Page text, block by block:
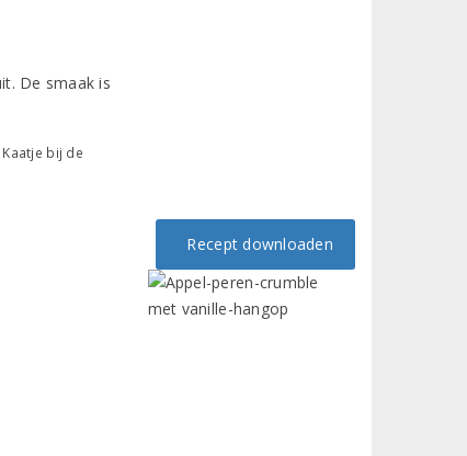
De smaak is
bij de
Recept downloaden